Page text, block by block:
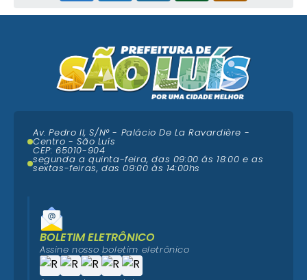
Av. Pedro II, S/N° - Palácio De La Ravardière -
Centro - São Luís
CEP: 65010-904
segunda a quinta-feira, das 09:00 ás 18:00 e as
sextas-feiras, das 09:00 às 14:00hs
BOLETIM ELETRÔNICO
Assine nosso boletim eletrônico